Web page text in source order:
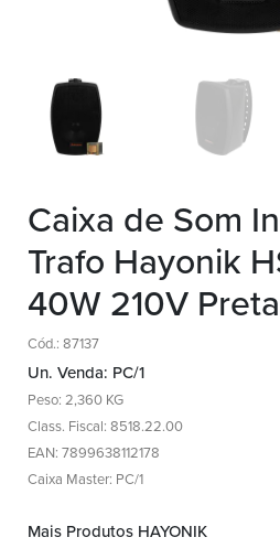
Caixa de Som
Trafo Hayonik
40W 210V Preta
Cód.: 87137
Un. Venda: PC/1
Peso: 2,360 KG
Class. Fiscal: 8518.22.00
EAN: 7899638112178
Caixa Master: PC/1
Mais Produtos HAYONIK